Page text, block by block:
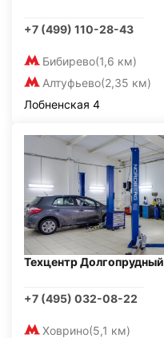
+7 (499) 110-28-43
Бибирево(1,6 км)
Алтуфьево(2,35 км)
Лобненская 4
Техцентр Долгопрудный
+7 (495) 032-08-22
Ховрино(5,1 км)